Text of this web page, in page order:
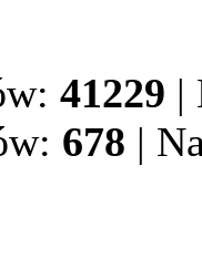
41229 |
678 |